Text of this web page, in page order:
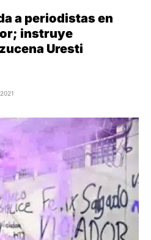
a periodistas en
instruye
Uresti